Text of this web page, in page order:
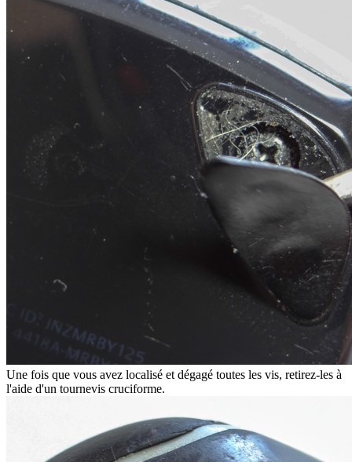
Une fois que vous avez localisé et dégagé toutes les vis, retirez-les à
l'aide d'un tournevis cruciforme.